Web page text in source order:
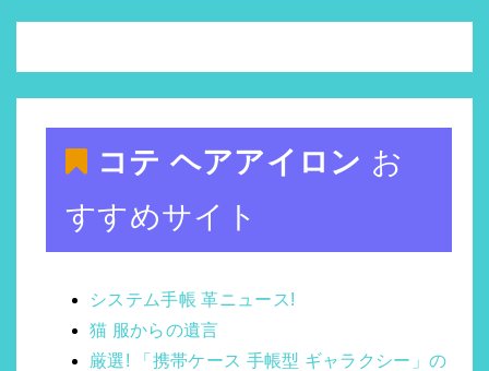
コテ ヘアアイロン お
すすめサイト
システム手帳 革ニュース!
猫 服からの遺言
厳選! 「携帯ケース 手帳型 ギャラクシー」の